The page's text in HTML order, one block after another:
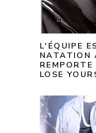
L'ÉQUIPE
NATATION
LOSE